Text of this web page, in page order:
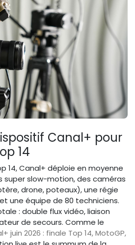
Canal+ pour
14
14, Canal+ déploie en moyenne
super slow-motion, des caméras
drone, poteaux), une régie
une équipe de 80 techniciens.
: double flux vidéo, liaison
de secours. Comme le
juin 2026 : finale Top 14, MotoGP,